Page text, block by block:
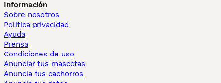
Información
Sobre nosotros
Politica privacidad
Ayuda
Prensa
Condiciones de uso
Anunciar tus mascotas
Anuncia tus cachorros